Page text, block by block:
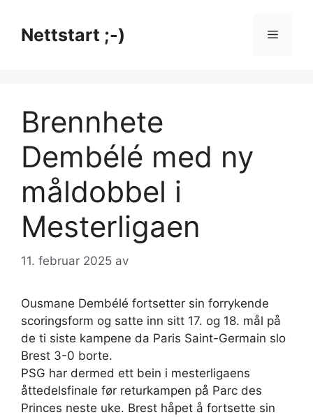
innholdNettstart ;-) Meny
Brennhete
Dembélé med ny
måldobbel i
Mesterligaen
11. februar 2025 av
Ousmane Dembélé fortsetter sin forrykende
scoringsform og satte inn sitt 17. og 18. mål på
de ti siste kampene da Paris Saint-Germain slo
Brest 3-0 borte.
PSG har dermed ett bein i mesterligaens
åttedelsfinale før returkampen på Parc des
Princes neste uke. Brest håpet å fortsette sin